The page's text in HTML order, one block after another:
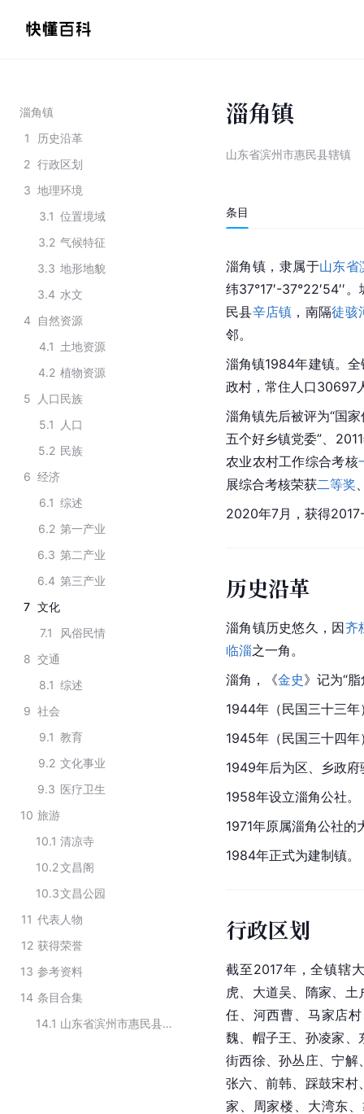
淄角镇
1
历史沿革
2 行政区划
3 地理环境
3.1 位置境域
3.2 气候特征
3.3 地形地貌
3.4 水文
4
自然资源
4.1 土地资源
4.2 植物资源
5
人口民族
5.1
人口
5.2 民族
6 经济
6.1 综述
6.2 第一产业
6.3 第二产业
6.4 第三产业
7 文化
7.1
风俗民情
8 交通
8.1 综述
9 社会
9.1 教育
9.2 文化事业
9.3 医疗卫生
10 旅游
10.1 清凉寺
10.2文昌阁
10.3文昌公园
11 代表人物
12 获得荣誉
13 参考资料
14 条目合集
14.1
山东省滨州市惠民县下辖镇
淄角镇
山东省滨州市惠民县辖镇
条目
淄角镇，隶属于山东省
纬37°17′-37°22′54′′
民县辛店镇 ，南隔徒骇
邻。
淄角镇1984年建镇。
政村，常住人口30697
淄角镇先后被评为“国
五个好乡镇党委”、
农业农村工作综合考核
展综合考核荣获二等奖
2020年7月，获得
历史沿革
淄角镇历史悠久，因齐
临淄之一角。
淄角，《金史》记为“
1944年（民国三十三
1945年（民国三十四年
1949年后为区、乡政府
1958年设立淄角公社。
1971年原属淄角公社
1984年正式为建制镇。
行政区划
截至2017年，全镇辖
虎、大道吴、隋家、
任、河西曹、 马家店村
魏、帽子王、孙凌家、
街西徐、孙丛庄、宁解
张六、前韩、踩鼓宋
家、周家楼、大湾东